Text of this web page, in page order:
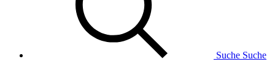
Suche Suche